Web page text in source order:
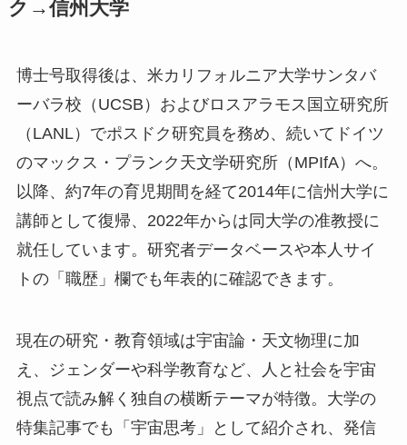
ク→信州大学
博士号取得後は、米カリフォルニア大学サンタバ
ーバラ校（UCSB）およびロスアラモス国立研究所
（LANL）でポスドク研究員を務め、続いてドイツ
のマックス・プランク天文学研究所（MPIfA）へ。
以降、約7年の育児期間を経て2014年に信州大学に
講師として復帰、2022年からは同大学の准教授に
就任しています。研究者データベースや本人サイ
トの「職歴」欄でも年表的に確認できます。
現在の研究・教育領域は宇宙論・天文物理に加
え、ジェンダーや科学教育など、人と社会を宇宙
視点で読み解く独自の横断テーマが特徴。大学の
特集記事でも「宇宙思考」として紹介され、発信